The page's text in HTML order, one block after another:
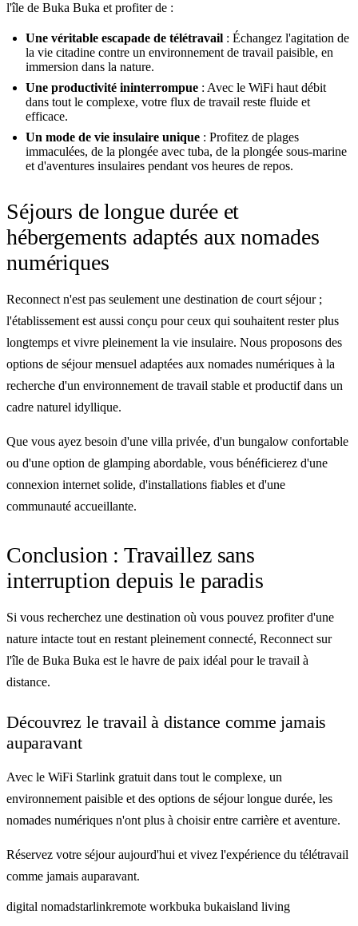
l'île de Buka Buka et profiter de :
Une véritable escapade de télétravail : Échangez l'agitation de
la vie citadine contre un environnement de travail paisible, en
immersion dans la nature.
Une productivité ininterrompue : Avec le WiFi haut débit
dans tout le complexe, votre flux de travail reste fluide et
efficace.
Un mode de vie insulaire unique : Profitez de plages
immaculées, de la plongée avec tuba, de la plongée sous-marine
et d'aventures insulaires pendant vos heures de repos.
Séjours de longue durée et
hébergements adaptés aux nomades
numériques
Reconnect n'est pas seulement une destination de court séjour ;
l'établissement est aussi conçu pour ceux qui souhaitent rester plus
longtemps et vivre pleinement la vie insulaire. Nous proposons des
options de séjour mensuel adaptées aux nomades numériques à la
recherche d'un environnement de travail stable et productif dans un
cadre naturel idyllique.
Que vous ayez besoin d'une villa privée, d'un bungalow confortable
ou d'une option de glamping abordable, vous bénéficierez d'une
connexion internet solide, d'installations fiables et d'une
communauté accueillante.
Conclusion : Travaillez sans
interruption depuis le paradis
Si vous recherchez une destination où vous pouvez profiter d'une
nature intacte tout en restant pleinement connecté, Reconnect sur
l'île de Buka Buka est le havre de paix idéal pour le travail à
distance.
Découvrez le travail à distance comme jamais
auparavant
Avec le WiFi Starlink gratuit dans tout le complexe, un
environnement paisible et des options de séjour longue durée, les
nomades numériques n'ont plus à choisir entre carrière et aventure.
Réservez votre séjour aujourd'hui et vivez l'expérience du télétravail
comme jamais auparavant.
digital nomadstarlinkremote workbuka bukaisland living